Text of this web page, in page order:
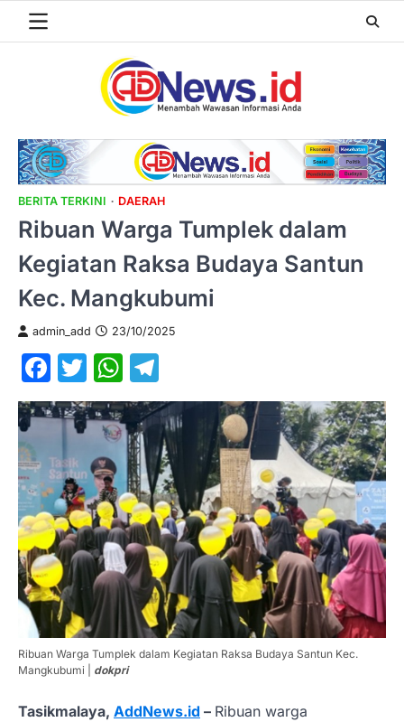
BERITA TERKINI DAERAH
Ribuan Warga Tumplek dalam
Kegiatan Raksa Budaya Santun
Kec. Mangkubumi
admin_add 23/10/2025
Facebook
TwitterWhatsApp
Ribuan Warga Tumplek dalam Kegiatan Raksa Budaya Santun Kec.
Mangkubumi | dokpri
Tasikmalaya, AddNews.id – Ribuan warga